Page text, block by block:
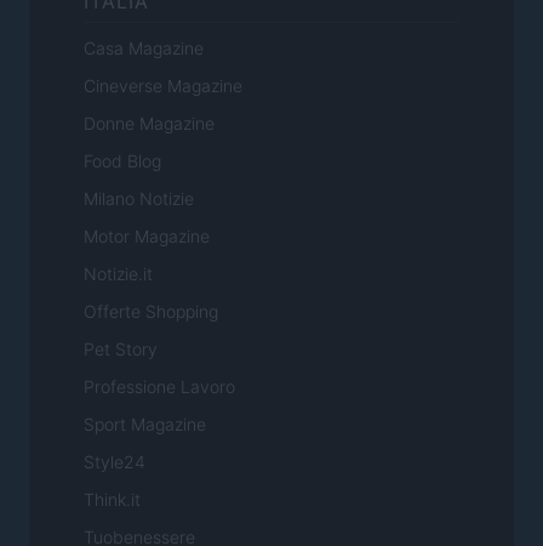
Casa Magazine
Cineverse Magazine
Donne Magazine
Food Blog
Milano Notizie
Motor Magazine
Notizie.it
Offerte Shopping
Pet Story
Professione Lavoro
Sport Magazine
Style24
Think.it
Tuobenessere